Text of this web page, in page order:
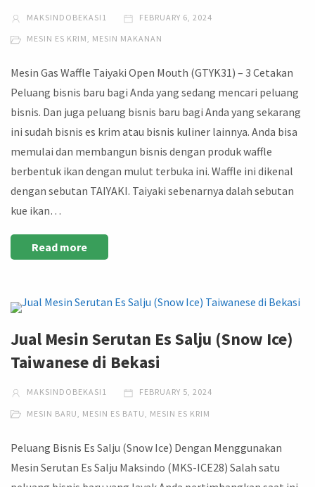
MAKSINDOBEKASI1 FEBRUARY 6, 2024
MESIN ES KRIM, MESIN MAKANAN
Mesin Gas Waffle Taiyaki Open Mouth (GTYK31) – 3 Cetakan
Peluang bisnis baru bagi Anda yang sedang mencari peluang
bisnis. Dan juga peluang bisnis baru bagi Anda yang sekarang
ini sudah bisnis es krim atau bisnis kuliner lainnya. Anda bisa
memulai dan membangun bisnis dengan produk waffle
berbentuk ikan dengan mulut terbuka ini. Waffle ini dikenal
dengan sebutan TAIYAKI. Taiyaki sebenarnya dalah sebutan
kue ikan…
Read more
Jual Mesin Serutan Es Salju (Snow Ice)
Taiwanese di Bekasi
MAKSINDOBEKASI1 FEBRUARY 5, 2024
MESIN BARU MESIN ES BATU MESIN ES KRIM
Peluang Bisnis Es Salju (Snow Ice) Dengan Menggunakan
Mesin Serutan Es Salju Maksindo (MKS-ICE28) Salah satu